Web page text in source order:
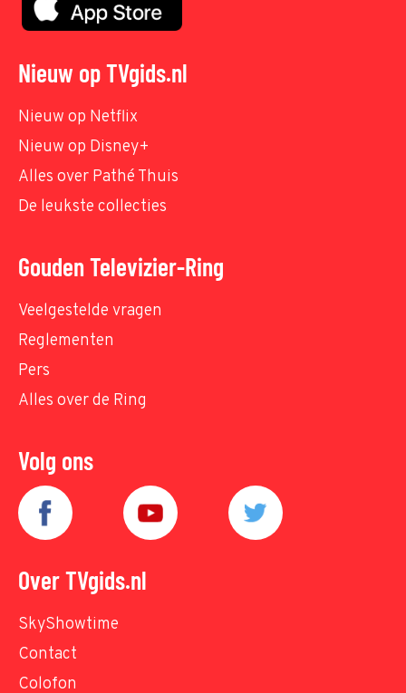
Nieuw op TVgids.nl
Nieuw op Netflix
Nieuw op Disney+
Alles over Pathé Thuis
De leukste collecties
Gouden Televizier-Ring
Veelgestelde vragen
Reglementen
Pers
Alles over de Ring
Volg ons
Over TVgids.nl
SkyShowtime
Contact
Colofon